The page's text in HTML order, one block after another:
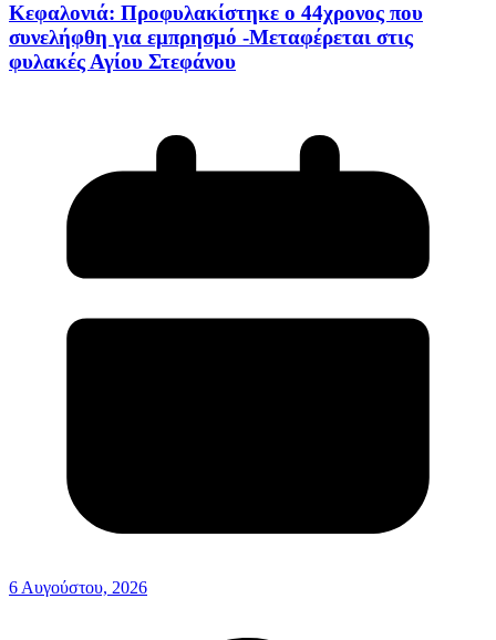
Κεφαλονιά: Προφυλακίστηκε ο 44χρονος που
συνελήφθη για εμπρησμό -Μεταφέρεται στις
φυλακές Αγίου Στεφάνου
6 Αυγούστου, 2026